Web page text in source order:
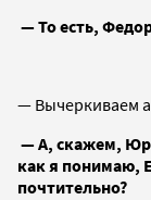
— То есть,
— Вычеркиваем
— А, скажем,
как я понимаю,
почтительно?